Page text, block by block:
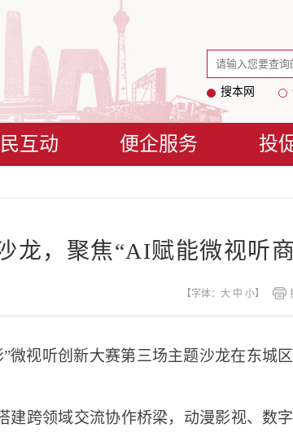
搜本网
互动 便企服务 投
龙，聚焦“AI赋能微视听
【字体： 大 中 小】
视听创新大赛第三场主题沙龙在东城
跨领域交流协作桥梁，动漫影视、数